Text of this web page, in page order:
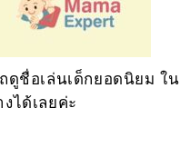
ชื่อเล่นเด็กยอดนิยม ใน
ได้เลยค่ะ